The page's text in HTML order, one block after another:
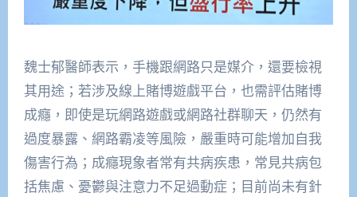
魏士郁醫師表示，手機跟網路只是媒介，還要檢視
其用途；若涉及線上賭博遊戲平台，也需評估賭博
成癮，即使是玩網路遊戲或網路社群聊天，仍然有
過度暴露、網路霸凌等風險，嚴重時可能增加自我
傷害行為；成癮現象者常有共病疾患，常見共病包
括焦慮、憂鬱與注意力不足過動症；目前尚未有針